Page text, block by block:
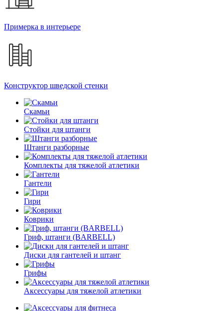
Примерка в интерьере
Конструктор шведской стенки
Скамьи
Стойки для штанги
Штанги разборные
Комплекты для тяжелой атлетики
Гантели
Гири
Коврики
Гриф, штанги (BARBELL)
Диски для гантелей и штанг
Грифы
Аксессуары для тяжелой атлетики